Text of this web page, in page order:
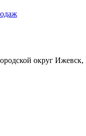
округ